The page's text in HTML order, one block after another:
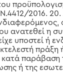
2016. 20.
ανατεθεί η
υποστεί ή
παράβαση
ή της